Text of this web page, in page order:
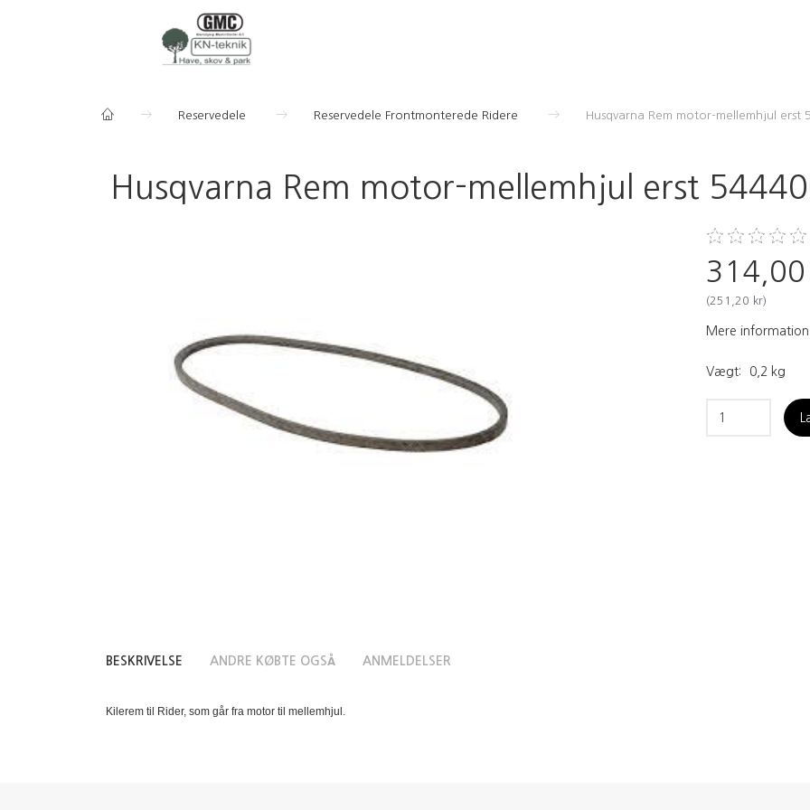
Reservedele Reservedele Frontmonterede Ridere Husqvarna Rem motor-mellemhjul erst
Husqvarna Rem motor-mellemhjul erst
(251,20 kr)
Mere information
Vægt: 0,2 kg
BESKRIVELSE ANDRE KØBTE OGSÅ ANMELDELSER
Kilerem til Rider, som går fra motor til mellemhjul.